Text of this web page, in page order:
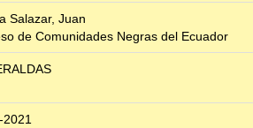
Salazar, Juan
de Comunidades Negras del Ecuador